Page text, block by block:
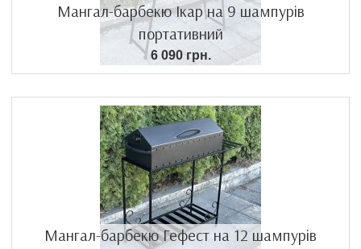
Мангал-барбекю Ікар на 9 шампурів
портативний
6 090 грн.
Мангал-барбекю Гефест на 12 шампурів